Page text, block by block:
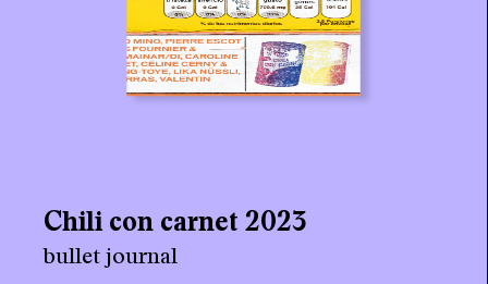
Chili con carnet 2023
bullet journal